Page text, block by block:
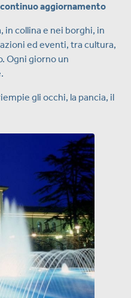
aggiornamento
in collina e nei borghi, in
ed eventi, tra cultura,
Ogni giorno un
gli occhi, la pancia, il